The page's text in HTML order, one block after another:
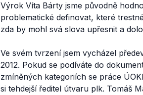
Výrok Víta Bárty jsme původně
problematické definovat, které
zda by mohl svá slova upřesnit a
Ve svém tvrzení jsem vycházel
2012. Pokud se podíváte do
zmíněných kategoriích se práce
si tehdejší ředitel útvaru plk. Tomáš